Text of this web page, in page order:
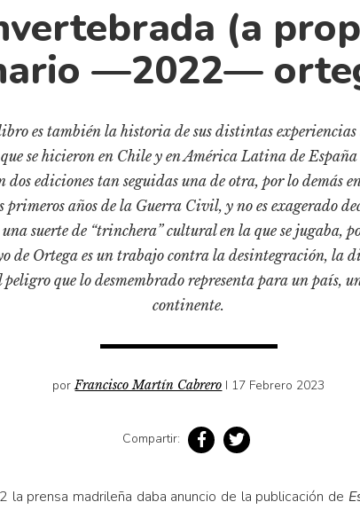
(a
—2022—
es también la historia de sus distintas experiencias
se hicieron en Chile y en América Latina de
dos ediciones tan seguidas una de otra, por lo demás
primeros años de la Guerra Civil, y no es exagerado
suerte de “trinchera” cultural en la que se jugaba,
de Ortega es un trabajo contra la desintegración, la
que lo desmembrado representa para un país,
continente.
porFrancisco Martín Cabrero I 17 Febrero 2023
Compartir:
prensa madrileña daba anuncio de la publicación de